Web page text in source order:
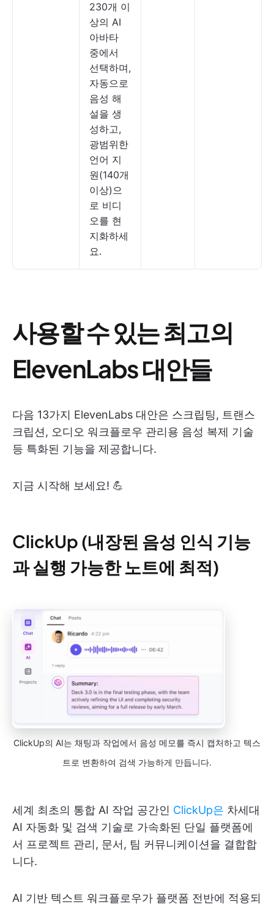
230개 이
상의 AI
아바타
중에서
선택하며,
자동으로
음성 해
설을 생
성하고,
광범위한
언어 지
원(140개
이상)으
로 비디
오를 현
지화하세
요.
사용할 수 있는 최고의
ElevenLabs 대안들
다음 13가지 ElevenLabs 대안은 스크립팅, 트랜스
크립션, 오디오 워크플로우 관리용 음성 복제 기술
등 특화된 기능을 제공합니다.
지금 시작해 보세요! 💪
ClickUp (내장된 음성 인식 기능
과 실행 가능한 노트에 최적)
ClickUp의 AI는 채팅과 작업에서 음성 메모를 즉시 캡처하고 텍스
트로 변환하여 검색 가능하게 만듭니다.
세계 최초의 통합 AI 작업 공간인 ClickUp은 차세대
AI 자동화 및 검색 기술로 가속화된 단일 플랫폼에
서 프로젝트 관리, 문서, 팀 커뮤니케이션을 결합합
니다.
AI 기반 텍스트 워크플로우가 플랫폼 전반에 적용되